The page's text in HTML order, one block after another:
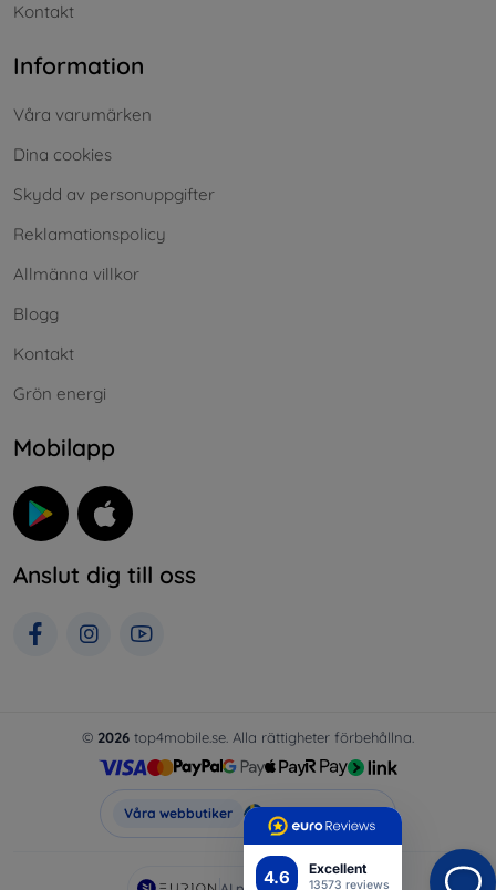
4.6 Excellent
13573 reviews
Kontakt
Information
Våra varumärken
Dina cookies
Skydd av personuppgifter
Reklamationspolicy
Allmänna villkor
Blogg
Kontakt
Grön energi
Mobilapp
Anslut dig till oss
© 2026 top4mobile.se. Alla rättigheter förbehållna.
Våra webbutiker Top4Mobile.se